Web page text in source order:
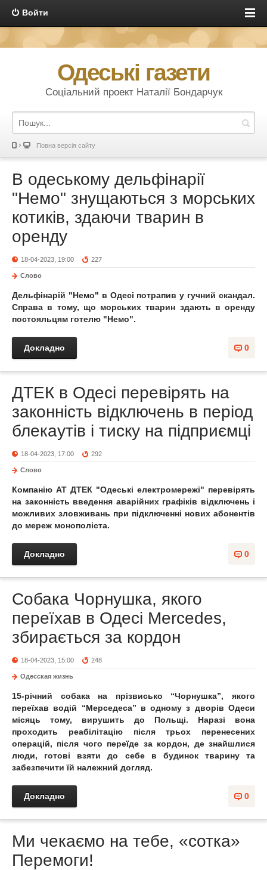
Войти
Одеські газети
Соціальний проект Наталії Бондарчук
Повна версія сайту
В одеському дельфінарії
"Немо" знущаються з морських
котиків, здаючи тварин в
оренду
18-04-2023, 19:00 227
Слово
Дельфінарій "Немо" в Одесі потрапив у гучний скандал.
Справа в тому, що морських тварин здають в оренду
постояльцям готелю "Немо".
0
Докладно
ДТЕК в Одесі перевірять на
законність відключень в період
блекаутів і тиску на підприємці
18-04-2023, 17:00 292
Слово
Компанію АТ ДТЕК "Одеські електромережі" перевірять
на законність введення аварійних графіків відключень і
можливих зловживань при підключенні нових абонентів
до мереж монополіста.
0
Докладно
Собака Чорнушка, якого
переїхав в Одесі Mercedes,
збирається за кордон
18-04-2023, 15:00 248
Одесская жизнь
15-річний собака на прізвисько “Чорнушка”, якого
переїхав водій “Мерседеса” в одному з дворів Одеси
місяць тому, вирушить до Польщі. Наразі вона
проходить реабілітацію після трьох перенесених
операцій, після чого переїде за кордон, де знайшлися
люди, готові взяти до себе в будинок тварину та
забезпечити їй належний догляд.
0
Докладно
Ми чекаємо на тебе, «сотка»
Перемоги!